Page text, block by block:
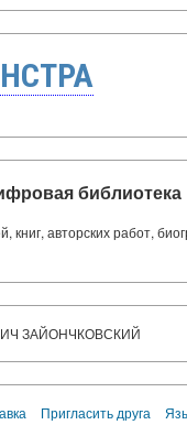
библиотека
книг, авторских работ,
ЗАЙОНЧКОВСКИЙ
Пригласить друга